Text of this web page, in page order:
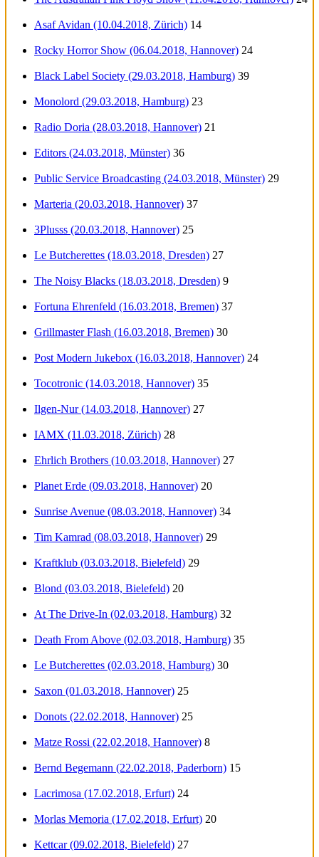
Asaf Avidan (10.04.2018, Zürich) 14
Rocky Horror Show (06.04.2018, Hannover) 24
Black Label Society (29.03.2018, Hamburg) 39
Monolord (29.03.2018, Hamburg) 23
Radio Doria (28.03.2018, Hannover) 21
Editors (24.03.2018, Münster) 36
Public Service Broadcasting (24.03.2018, Münster) 29
Marteria (20.03.2018, Hannover) 37
3Plusss (20.03.2018, Hannover) 25
Le Butcherettes (18.03.2018, Dresden) 27
The Noisy Blacks (18.03.2018, Dresden) 9
Fortuna Ehrenfeld (16.03.2018, Bremen) 37
Grillmaster Flash (16.03.2018, Bremen) 30
Post Modern Jukebox (16.03.2018, Hannover) 24
Tocotronic (14.03.2018, Hannover) 35
Ilgen-Nur (14.03.2018, Hannover) 27
IAMX (11.03.2018, Zürich) 28
Ehrlich Brothers (10.03.2018, Hannover) 27
Planet Erde (09.03.2018, Hannover) 20
Sunrise Avenue (08.03.2018, Hannover) 34
Tim Kamrad (08.03.2018, Hannover) 29
Kraftklub (03.03.2018, Bielefeld) 29
Blond (03.03.2018, Bielefeld) 20
At The Drive-In (02.03.2018, Hamburg) 32
Death From Above (02.03.2018, Hamburg) 35
Le Butcherettes (02.03.2018, Hamburg) 30
Saxon (01.03.2018, Hannover) 25
Donots (22.02.2018, Hannover) 25
Matze Rossi (22.02.2018, Hannover) 8
Bernd Begemann (22.02.2018, Paderborn) 15
Lacrimosa (17.02.2018, Erfurt) 24
Morlas Memoria (17.02.2018, Erfurt) 20
Kettcar (09.02.2018, Bielefeld) 27